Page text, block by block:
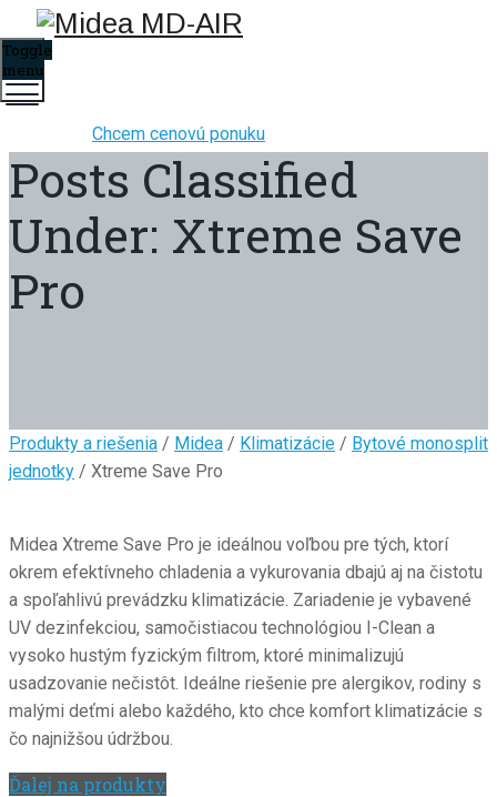
Chcem cenovú ponuku
Toggle
menu
Posts Classified
Under: Xtreme Save
Pro
Produkty a riešenia / Midea / Klimatizácie / Bytové monosplit
jednotky / Xtreme Save Pro
Midea Xtreme Save Pro je ideálnou voľbou pre tých, ktorí
okrem efektívneho chladenia a vykurovania dbajú aj na čistotu
a spoľahlivú prevádzku klimatizácie. Zariadenie je vybavené
UV dezinfekciou, samočistiacou technológiou I-Clean a
vysoko hustým fyzickým filtrom, ktoré minimalizujú
usadzovanie nečistôt. Ideálne riešenie pre alergikov, rodiny s
malými deťmi alebo každého, kto chce komfort klimatizácie s
čo najnižšou údržbou.
Ďalej na produkty